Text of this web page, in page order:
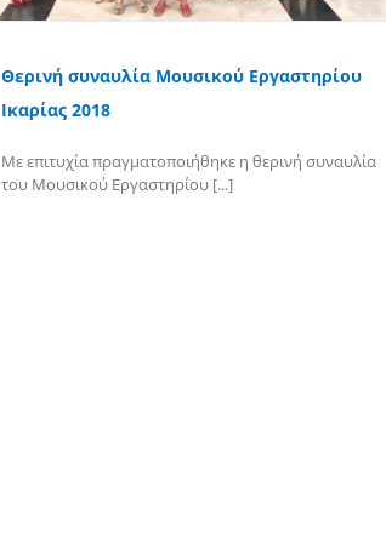
Θερινή συναυλία Μουσικού Εργαστηρίου
Ικαρίας 2018
Με επιτυχία πραγματοποιήθηκε η θερινή συναυλία
του Μουσικού Εργαστηρίου [...]